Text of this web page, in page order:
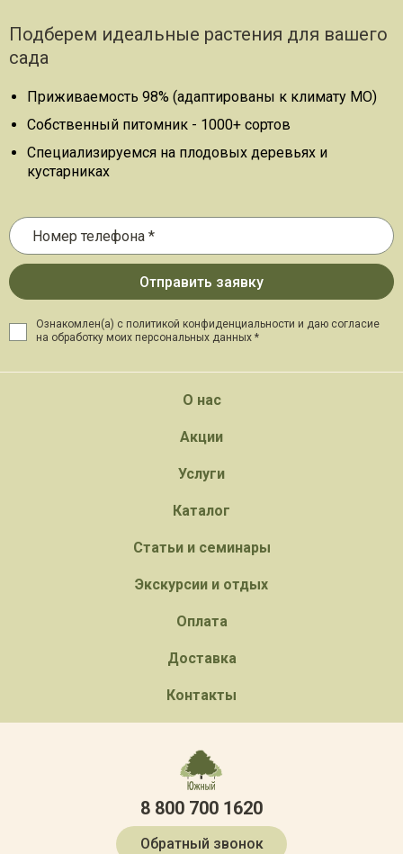
Подберем идеальные растения для вашего
сада
Приживаемость 98% (адаптированы к климату МО)
Собственный питомник - 1000+ сортов
Специализируемся на плодовых деревьях и
кустарниках
Ознакомлен(а) с политикой конфиденциальности и даю согласие
на обработку моих персональных данных *
О нас
Акции
Услуги
Каталог
Статьи и семинары
Экскурсии и отдых
Оплата
Доставка
Контакты
8 800 700 1620
Обратный звонок